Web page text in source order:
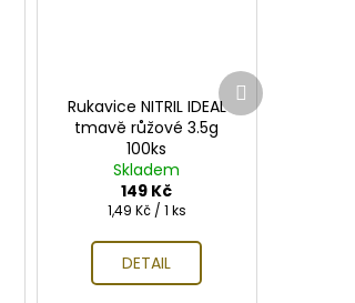
Rukavice NITRIL IDEAL
tmavě růžové 3.5g
100ks
Skladem
149 Kč
Měrná
1,49 Kč / 1 ks
DETAIL
Další
produkt